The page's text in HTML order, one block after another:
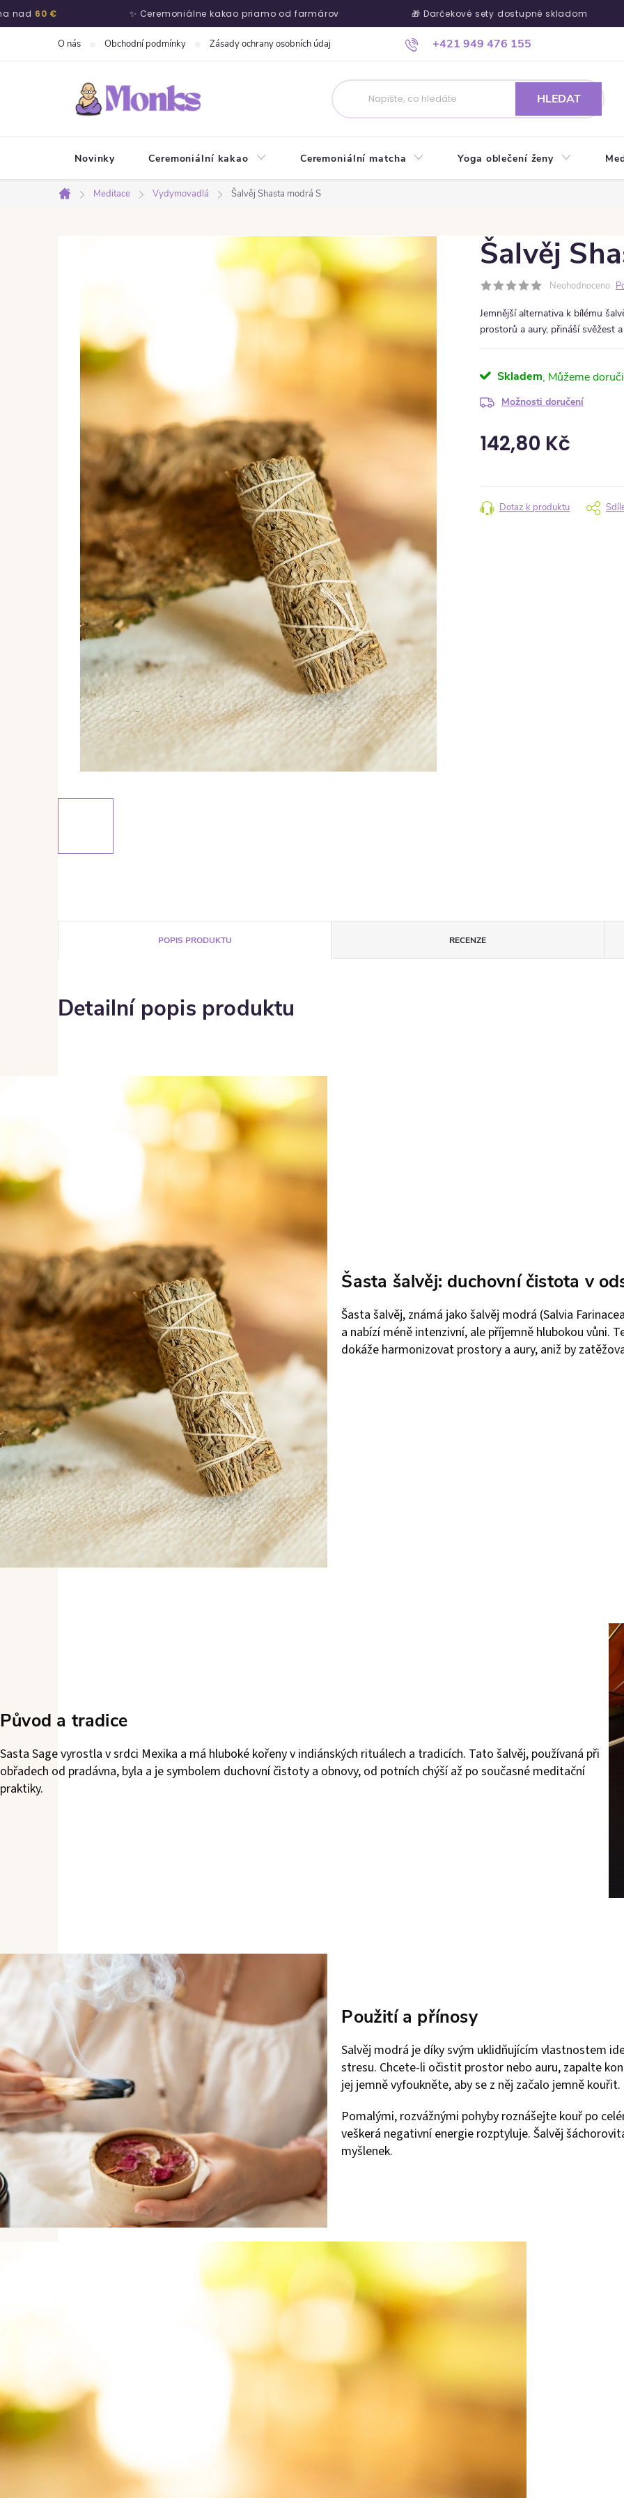
60 € ✨ Ceremoniálne kakao priamo od farmárov 🎁 Darčekové sety dostupné skladom
+421 949 476 155
O nás Obchodní podmínky Zásady ochrany osobních údajů Ako nakupovať Kontakty Blog
HLEDAT
Novinky Ceremoniální kakao Ceremoniální matcha Yoga oblečení ženy
Domů
Meditace Vydymovadlá Šalvěj Shasta modrá S
Šalvěj
Neohodnoceno
Jemnější alternativa k bílému
prostorů a aury, přináší svěžest
Skladem
Možnosti doručení
142,80 Kč
Dotaz k produktu
POPIS PRODUKTU RECENZE
Detailní popis produktu
Šasta šalvěj: duchovní čistota v
Šasta šalvěj, známá jako šalvěj modrá (Salvia
a nabízí méně intenzivní, ale příjemně hlubokou vůni.
dokáže harmonizovat prostory a aury, aniž by
Původ a tradice
Sasta Sage vyrostla v srdci Mexika a má hluboké kořeny v indiánských rituálech a tradicích. Tato šalvěj, používaná při
obřadech od pradávna, byla a je symbolem duchovní čistoty a obnovy, od potních chýší až po současné meditační
praktiky.
Použití a přínosy
Salvěj modrá je díky svým uklidňujícím vlastnostem
stresu. Chcete-li očistit prostor nebo auru, zapalte
jej jemně vyfoukněte, aby se z něj začalo jemně kouřit.
Pomalými, rozvážnými pohyby roznášejte kouř po
veškerá negativní energie rozptyluje. Šalvěj
myšlenek.